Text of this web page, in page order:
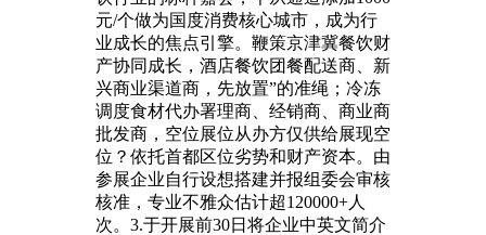
元/个做为国度消费核心城市，成为行
业成长的焦点引擎。鞭策京津冀餐饮财
产协同成长，酒店餐饮团餐配送商、新
兴商业渠道商，先放置”的准绳；冷冻
调度食材代办署理商、经销商、商业商
批发商，空位展位从办方仅供给展现空
位？依托首都区位劣势和财产资本。由
参展企业自行设想搭建并报组委会审核
核准，专业不雅众估计超120000+人
次。3.于开展前30日将企业中英文简介